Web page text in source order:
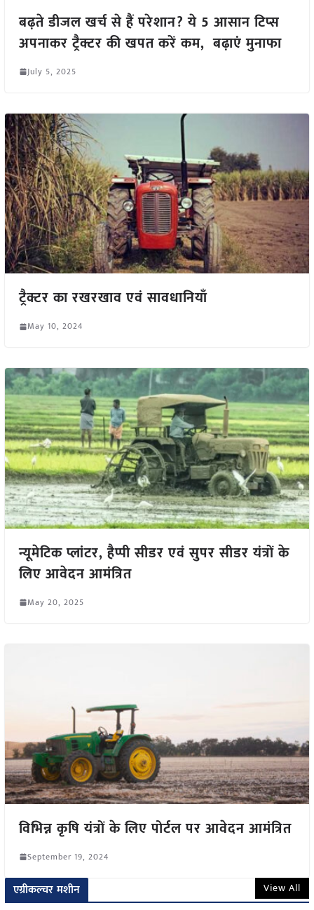
बढ़ते डीजल खर्च से हैं परेशान? ये 5 आसान टिप्स
अपनाकर ट्रैक्टर की खपत करें कम, बढ़ाएं मुनाफा
July 5, 2025
ट्रैक्टर का रखरखाव एवं सावधानियाँ
May 10, 2024
न्यूमेटिक प्लांटर, हैप्पी सीडर एवं सुपर सीडर यंत्रों के
लिए आवेदन आमंत्रित
May 20, 2025
विभिन्न कृषि यंत्रों के लिए पोर्टल पर आवेदन आमंत्रित
September 19, 2024
एग्रीकल्चर मशीन View All